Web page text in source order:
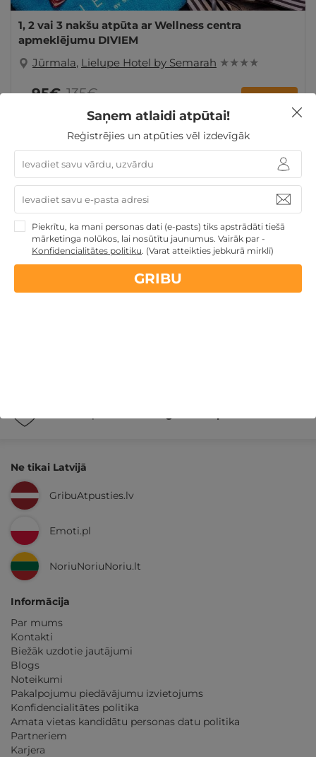
1, 2 vai 3 nakšu atpūta ar Wellness centra
apmeklējumu DIVIEM
Jūrmala, Lielupe Hotel by Semarah ★ ★ ★ ★
no95€135€
Valentīndienas dāvanas Dienas Spa
TOP pirktākās dāvanas
Mātes dienā
Dāvanas VIŅAI
Dāvanas VIŅAM
Korporatīvās dāvanas
Dāvanas līdz 100€
TOP atpūta
Baltijā
Atpūta Latvijā
apkalpošanas un administrācijas
Ne tikai Latvijā
GribuAtpusties.lv
Emoti.pl
NoriuNoriuNoriu.lt
Informācija
Par mums
Kontakti
Biežāk uzdotie jautājumi
Blogs
Noteikumi
Pakalpojumu piedāvājumu izvietojums
Konfidencialitātes politika
Amata vietas kandidātu personas datu politika
Partneriem
Karjera
Saņem atlaidi atpūtai!
Reģistrējies un atpūties vēl izdevīgāk
Piekrītu, ka mani personas dati (e-pasts) tiks apstrādāti tiešā
mārketinga nolūkos, lai nosūtītu jaunumus. Vairāk par -
Konfidencialitātes politiku. (Varat atteikties jebkurā mirklī)
GRIBU